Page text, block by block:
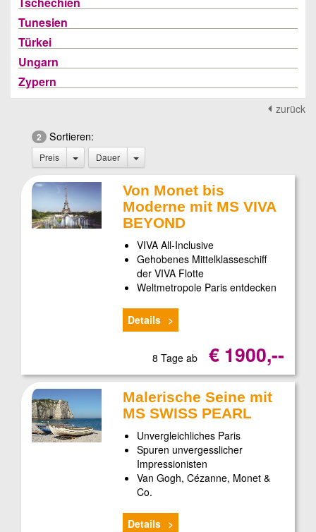
Tunesien
Türkei
Ungarn
Zypern
zurück
2 Sortieren:
Preis Dauer
Von Monet bis
Moderne mit MS VIVA
BEYOND
VIVA All-Inclusive
Gehobenes Mittelklasseschiff
der VIVA Flotte
Weltmetropole Paris entdecken
Details
8 Tage ab € 1900,--
Malerische Seine mit
MS SWISS PEARL
Unvergleichliches Paris
Spuren unvergesslicher
Impressionisten
Van Gogh, Cézanne, Monet &
Co.
Details